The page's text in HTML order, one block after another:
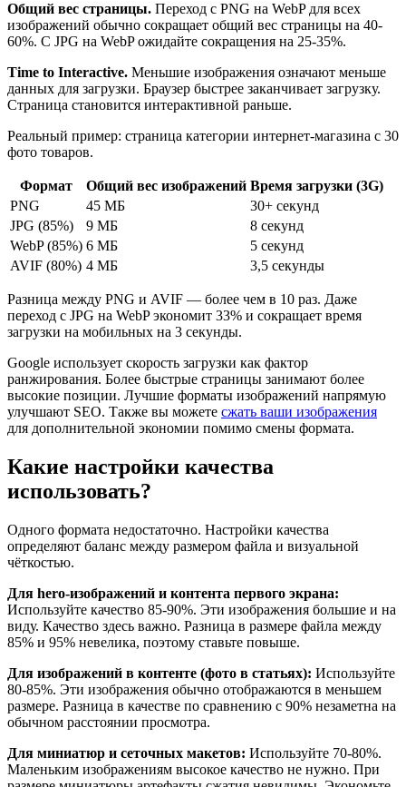
Общий вес страницы. Переход с PNG на WebP для всех
изображений обычно сокращает общий вес страницы на 40-
60%. С JPG на WebP ожидайте сокращения на 25-35%.
Time to Interactive. Меньшие изображения означают меньше
данных для загрузки. Браузер быстрее заканчивает загрузку.
Страница становится интерактивной раньше.
Реальный пример: страница категории интернет-магазина с 30
фото товаров.
Формат Общий вес изображений Время загрузки (3G)
PNG
45 МБ
30+ секунд
JPG (85%)
9 МБ
8 секунд
WebP (85%) 6 МБ
5 секунд
AVIF (80%) 4 МБ 3,5 секунды
Разница между PNG и AVIF — более чем в 10 раз. Даже
переход с JPG на WebP экономит 33% и сокращает время
загрузки на мобильных на 3 секунды.
Google использует скорость загрузки как фактор
ранжирования. Более быстрые страницы занимают более
высокие позиции. Лучшие форматы изображений напрямую
улучшают SEO. Также вы можете сжать ваши изображения
для дополнительной экономии помимо смены формата.
Какие настройки качества
использовать?
Одного формата недостаточно. Настройки качества
определяют баланс между размером файла и визуальной
чёткостью.
Для hero-изображений и контента первого экрана:
Используйте качество 85-90%. Эти изображения большие и на
виду. Качество здесь важно. Разница в размере файла между
85% и 95% невелика, поэтому ставьте повыше.
Для изображений в контенте (фото в статьях): Используйте
80-85%. Эти изображения обычно отображаются в меньшем
размере. Разница в качестве по сравнению с 90% незаметна на
обычном расстоянии просмотра.
Для миниатюр и сеточных макетов: Используйте 70-80%.
Маленьким изображениям высокое качество не нужно. При